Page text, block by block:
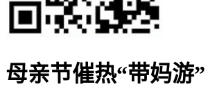
母亲节催热“带妈游